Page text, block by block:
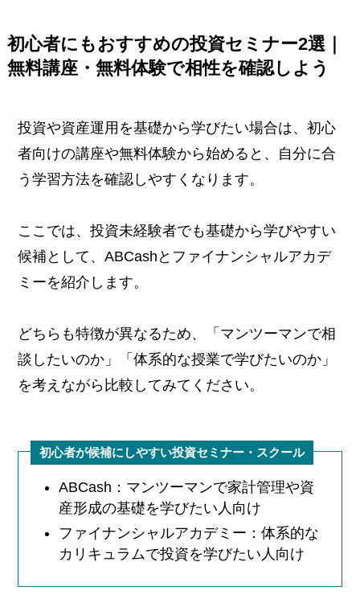
初心者にもおすすめの投資セミナー2選｜
無料講座・無料体験で相性を確認しよう
投資や資産運用を基礎から学びたい場合は、初心
者向けの講座や無料体験から始めると、自分に合
う学習方法を確認しやすくなります。
ここでは、投資未経験者でも基礎から学びやすい
候補として、ABCashとファイナンシャルアカデ
ミーを紹介します。
どちらも特徴が異なるため、「マンツーマンで相
談したいのか」「体系的な授業で学びたいのか」
を考えながら比較してみてください。
初心者が候補にしやすい投資セミナー・スクール
ABCash：マンツーマンで家計管理や資
産形成の基礎を学びたい人向け
ファイナンシャルアカデミー：体系的な
カリキュラムで投資を学びたい人向け